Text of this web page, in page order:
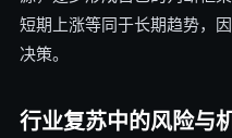
短期上涨等同于长期趋势，
决策。
行业复苏中的风险与